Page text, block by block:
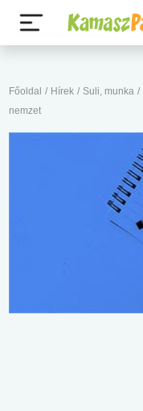
Főoldal / Hírek / Suli, munka /
nemzet